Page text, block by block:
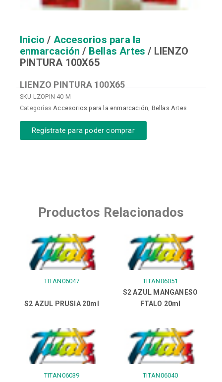
Inicio / Accesorios para la
enmarcación / Bellas Artes / LIENZO
PINTURA 100X65
LIENZO PINTURA 100X65
SKU LZOPIN 40 M
Categorías Accesorios para la enmarcación Bellas Artes
Regístrate para poder comprar
Productos Relacionados
TITAN06047
S2 AZUL PRUSIA 20ml
TITAN06051
S2 AZUL MANGANESO
FTALO 20ml
TITAN06039 TITAN06040